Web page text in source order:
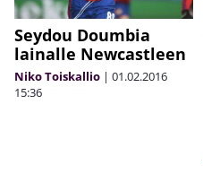
Seydou Doumbia
lainalle Newcastleen
Niko Toiskallio | 01.02.2016
15:36